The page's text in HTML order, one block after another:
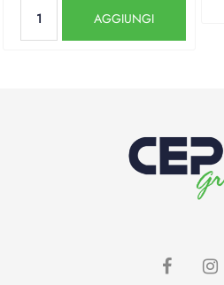
AGGIUNGI